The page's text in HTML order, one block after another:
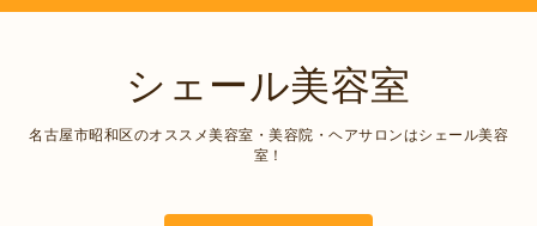
シェール美容室
名古屋市昭和区のオススメ美容室・美容院・ヘアサロンはシェール美容
室！